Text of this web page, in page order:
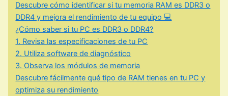
Descubre cómo identificar si tu memoria RAM es DDR3 o
DDR4 y mejora el rendimiento de tu equipo 💻
¿Cómo saber si tu PC es DDR3 o DDR4?
1. Revisa las especificaciones de tu PC
2. Utiliza software de diagnóstico
3. Observa los módulos de memoria
Descubre fácilmente qué tipo de RAM tienes en tu PC y
optimiza su rendimiento